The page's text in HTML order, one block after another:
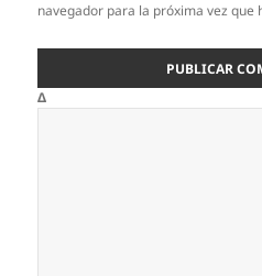
navegador para la próxima vez que
Δ